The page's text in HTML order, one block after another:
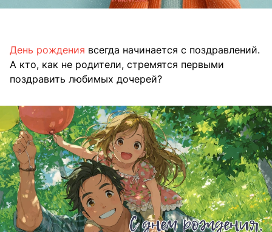
День рождения всегда начинается с поздравлений.
А кто, как не родители, стремятся первыми
поздравить любимых дочерей?